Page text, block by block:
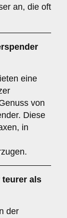
an, die oft
eine
von
Diese
in
teurer als
der